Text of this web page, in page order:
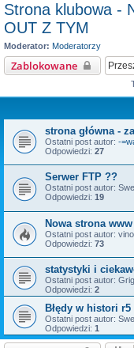
Strona klubowa -
OUT Z TYM
Moderator: Moderatorzy
Zablokowane
strona główna -
Ostatni post autor: -
Odpowiedzi: 27
Serwer FTP ??
Ostatni post autor:
Odpowiedzi: 19
Nowa strona www
Ostatni post autor:
Odpowiedzi: 73
statystyki i
Ostatni post autor:
Odpowiedzi: 2
Błędy w histori r5
Ostatni post autor:
Odpowiedzi: 1